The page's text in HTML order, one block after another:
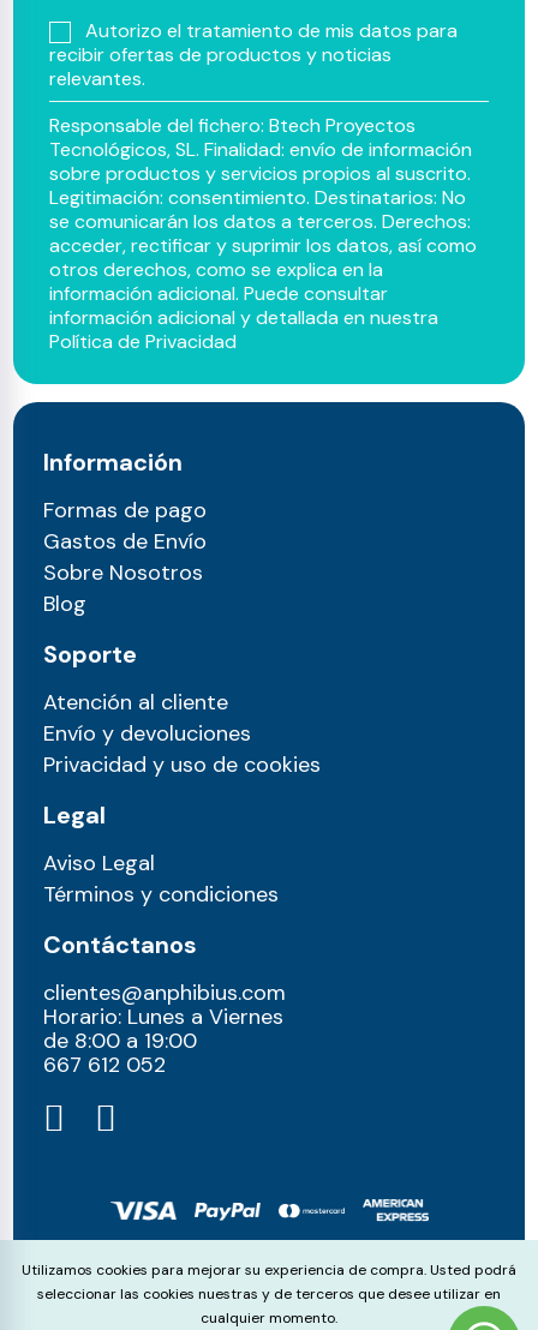
Autorizo el tratamiento de mis datos para
recibir ofertas de productos y noticias
relevantes.
Responsable del fichero: Btech Proyectos
Tecnológicos, SL. Finalidad: envío de información
sobre productos y servicios propios al suscrito.
Legitimación: consentimiento. Destinatarios: No
se comunicarán los datos a terceros. Derechos:
acceder, rectificar y suprimir los datos, así como
otros derechos, como se explica en la
información adicional. Puede consultar
información adicional y detallada en nuestra
Política de Privacidad
Información
Formas de pago
Gastos de Envío
Sobre Nosotros
Blog
Soporte
Atención al cliente
Envío y devoluciones
Privacidad y uso de cookies
Legal
Aviso Legal
Términos y condiciones
Contáctanos
clientes@anphibius.com
Horario: Lunes a Viernes
de 8:00 a 19:00
667 612 052​
© anphibius, 2026
Pago 100% seguros con:
Cookie Consent
Utilizamos cookies para mejorar su experiencia de compra. Usted podrá
seleccionar las cookies nuestras y de terceros que desee utilizar en
cualquier momento.